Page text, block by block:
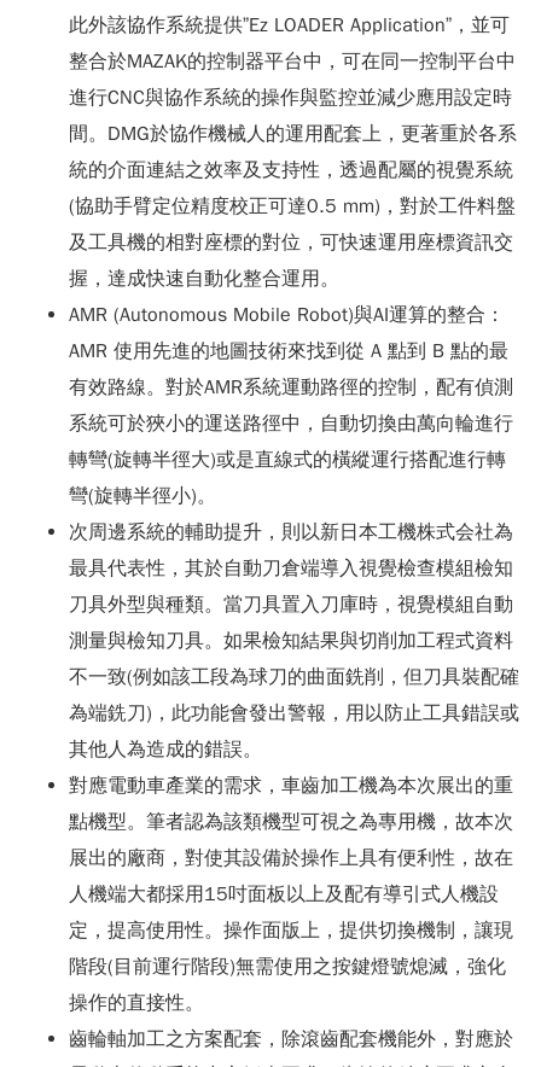
此外該協作系統提供”Ez LOADER Application”，並可
整合於MAZAK的控制器平台中，可在同一控制平台中
進行CNC與協作系統的操作與監控並減少應用設定時
間。DMG於協作機械人的運用配套上，更著重於各系
統的介面連結之效率及支持性，透過配屬的視覺系統
(協助手臂定位精度校正可達0.5 mm)，對於工件料盤
及工具機的相對座標的對位，可快速運用座標資訊交
握，達成快速自動化整合運用。
AMR (Autonomous Mobile Robot)與AI運算的整合：
AMR 使用先進的地圖技術來找到從 A 點到 B 點的最
有效路線。對於AMR系統運動路徑的控制，配有偵測
系統可於狹小的運送路徑中，自動切換由萬向輪進行
轉彎(旋轉半徑大)或是直線式的橫縱運行搭配進行轉
彎(旋轉半徑小)。
次周邊系統的輔助提升，則以新日本工機株式会社為
最具代表性，其於自動刀倉端導入視覺檢查模組檢知
刀具外型與種類。當刀具置入刀庫時，視覺模組自動
測量與檢知刀具。如果檢知結果與切削加工程式資料
不一致(例如該工段為球刀的曲面銑削，但刀具裝配確
為端銑刀)，此功能會發出警報，用以防止工具錯誤或
其他人為造成的錯誤。
對應電動車產業的需求，車齒加工機為本次展出的重
點機型。筆者認為該類機型可視之為專用機，故本次
展出的廠商，對使其設備於操作上具有便利性，故在
人機端大都採用15吋面板以上及配有導引式人機設
定，提高使用性。操作面版上，提供切換機制，讓現
階段(目前運行階段)無需使用之按鍵燈號熄滅，強化
操作的直接性。
齒輪軸加工之方案配套，除滾齒配套機能外，對應於